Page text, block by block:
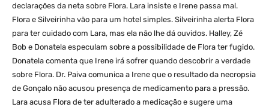
declarações da neta sobre Flora. Lara insiste e Irene passa mal.
Flora e Silveirinha vão para um hotel simples. Silveirinha alerta Flora
para ter cuidado com Lara, mas ela não lhe dá ouvidos. Halley, Zé
Bob e Donatela especulam sobre a possibilidade de Flora ter fugido.
Donatela comenta que Irene irá sofrer quando descobrir a verdade
sobre Flora. Dr. Paiva comunica a Irene que o resultado da necropsia
de Gonçalo não acusou presença de medicamento para a pressão.
Lara acusa Flora de ter adulterado a medicação e sugere uma